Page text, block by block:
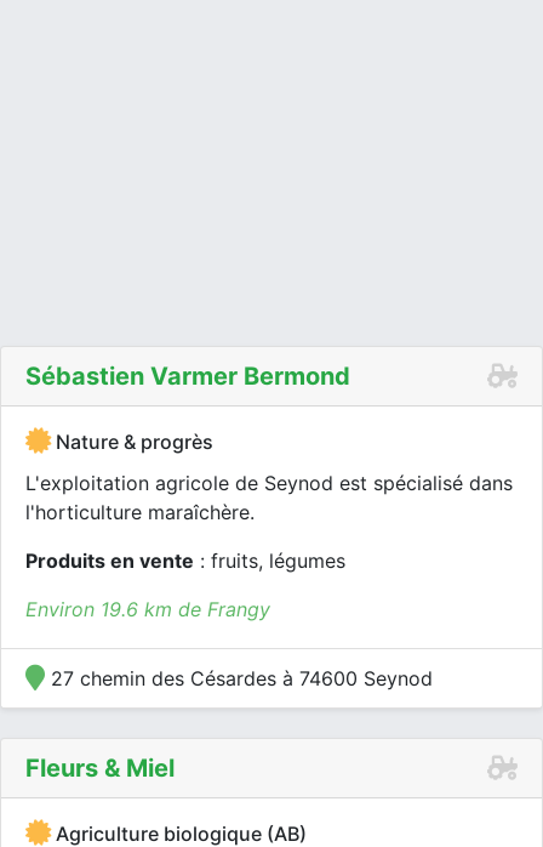
Sébastien Varmer Bermond
Nature & progrès
L'exploitation agricole de Seynod est spécialisé dans
l'horticulture maraîchère.
Produits en vente : fruits, légumes
Environ 19.6 km de Frangy
27 chemin des Césardes à 74600 Seynod
Fleurs & Miel
Agriculture biologique (AB)